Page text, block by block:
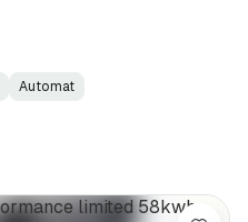
Automat